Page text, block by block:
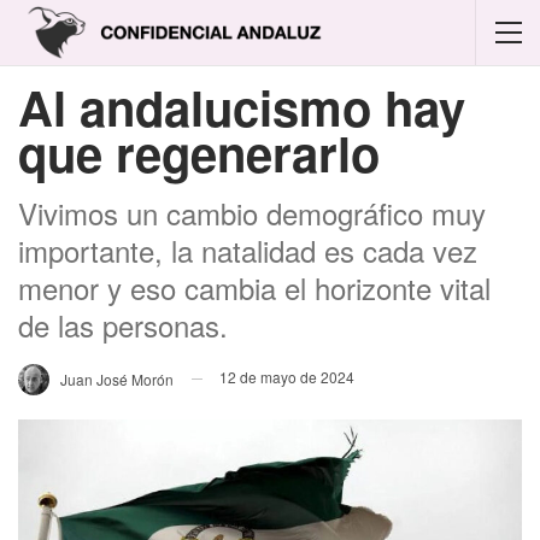
Al andalucismo hay
que regenerarlo
Vivimos un cambio demográfico muy
importante, la natalidad es cada vez
menor y eso cambia el horizonte vital
de las personas.
Juan José Morón 12 de mayo de 2024